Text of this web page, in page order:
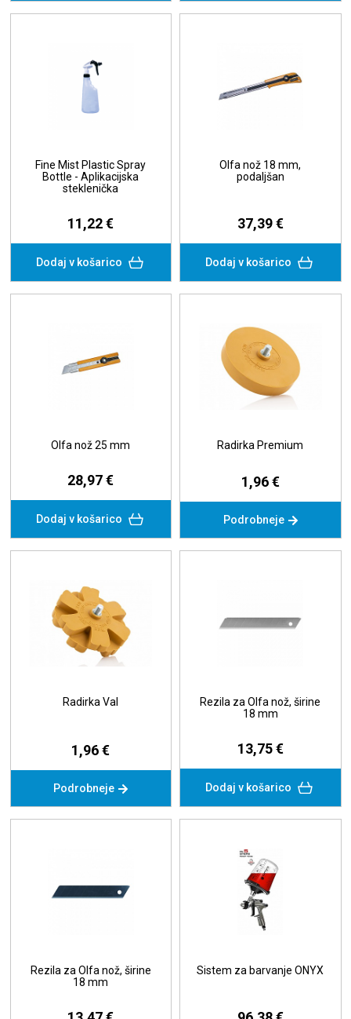
Fine Mist Plastic Spray
Bottle - Aplikacijska
steklenička
11,22 €
Dodaj v košarico
Olfa nož 18 mm,
podaljšan
37,39 €
Dodaj v košarico
Olfa nož 25 mm
28,97 €
Dodaj v košarico
Radirka Premium
1,96 €
Podrobneje
Radirka Val
1,96 €
Podrobneje
Rezila za Olfa nož, širine
18 mm
13,75 €
Dodaj v košarico
Rezila za Olfa nož, širine
18 mm
Sistem za barvanje ONYX